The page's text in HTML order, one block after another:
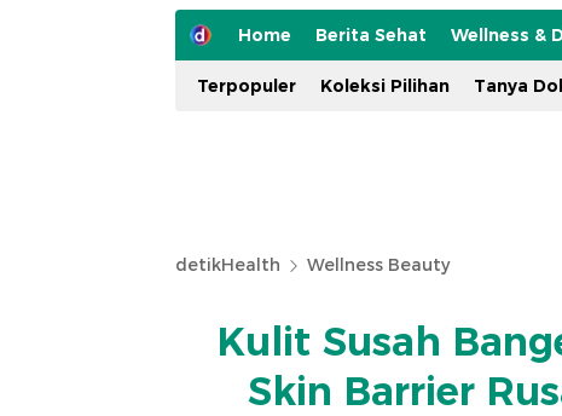
Home Berita Sehat Wellness &
Terpopuler Koleksi Pilihan Tanya
detikHealth Wellness Beauty
Kulit Susah
Skin Barrier